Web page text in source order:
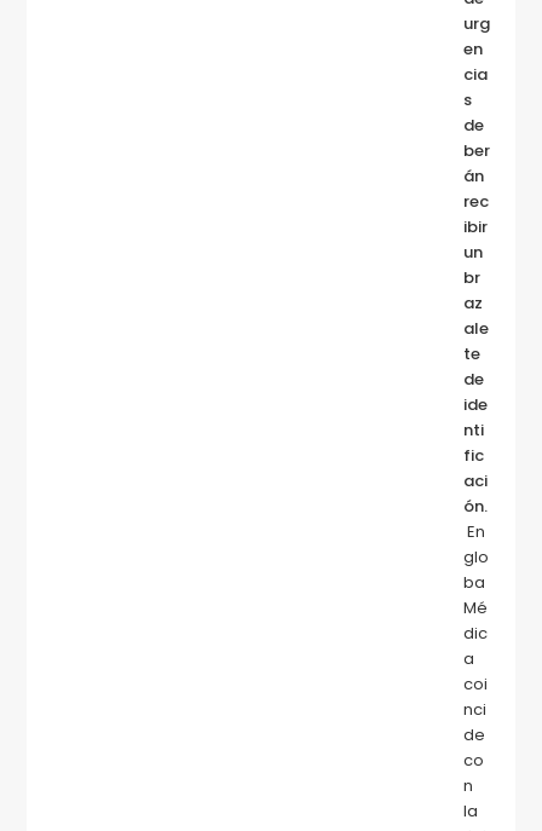
urg
en
cia
s
de
ber
án
rec
ibir
un
br
az
ale
te
de
ide
nti
fic
aci
ón.
En
glo
ba
Mé
dic
a
coi
nci
de
co
n
la